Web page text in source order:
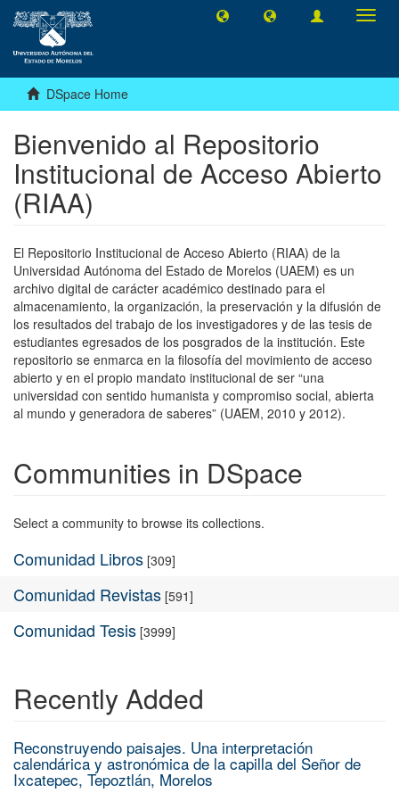
DSpace Home
Bienvenido al Repositorio
Institucional de Acceso Abierto
(RIAA)
El Repositorio Institucional de Acceso Abierto (RIAA) de la
Universidad Autónoma del Estado de Morelos (UAEM) es un
archivo digital de carácter académico destinado para el
almacenamiento, la organización, la preservación y la difusión de
los resultados del trabajo de los investigadores y de las tesis de
estudiantes egresados de los posgrados de la institución. Este
repositorio se enmarca en la filosofía del movimiento de acceso
abierto y en el propio mandato institucional de ser “una
universidad con sentido humanista y compromiso social, abierta
al mundo y generadora de saberes” (UAEM, 2010 y 2012).
Communities in DSpace
Select a community to browse its collections.
Comunidad Libros [309]
Comunidad Revistas [591]
Comunidad Tesis [3999]
Recently Added
Reconstruyendo paisajes. Una interpretación
calendárica y astronómica de la capilla del Señor de
Ixcatepec, Tepoztlán, Morelos